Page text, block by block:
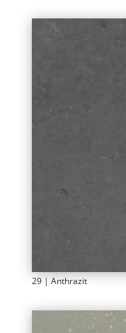
29 | Anthrazit